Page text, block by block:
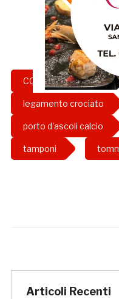
COVID-19
legamento crociato
porto d'ascoli calcio
tamponi
Articoli Recenti